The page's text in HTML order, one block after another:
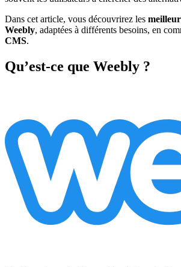
Dans cet article, vous découvrirez les
Weebly, adaptées à différents besoins, en
CMS.
Qu’est-ce que Weebly ?